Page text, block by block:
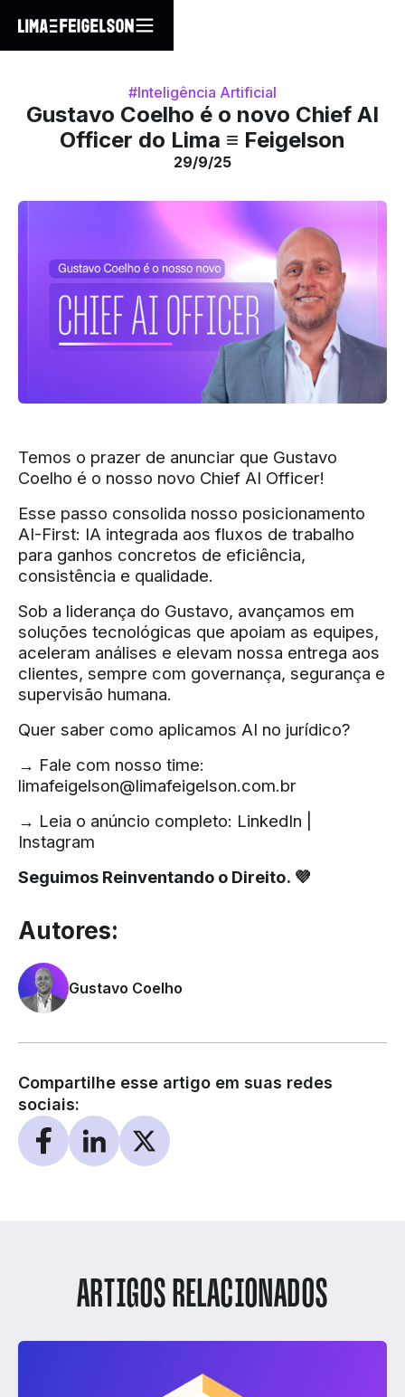
#Inteligência Artificial
Gustavo Coelho é o novo Chief AI
Officer do Lima ≡ Feigelson
29/9/25
Temos o prazer de anunciar que Gustavo
Coelho é o nosso novo Chief AI Officer!
Esse passo consolida nosso posicionamento
AI-First: IA integrada aos fluxos de trabalho
para ganhos concretos de eficiência,
consistência e qualidade.
Sob a liderança do Gustavo, avançamos em
soluções tecnológicas que apoiam as equipes,
aceleram análises e elevam nossa entrega aos
clientes, sempre com governança, segurança e
supervisão humana.
Quer saber como aplicamos AI no jurídico?
→ Fale com nosso time:
limafeigelson@limafeigelson.com.br
→ Leia o anúncio completo: LinkedIn
Instagram
Seguimos Reinventando o Direito. 💜
Autores:
Gustavo Coelho
Compartilhe esse artigo em suas redes
sociais:
ARTIGOS RELACIONADOS